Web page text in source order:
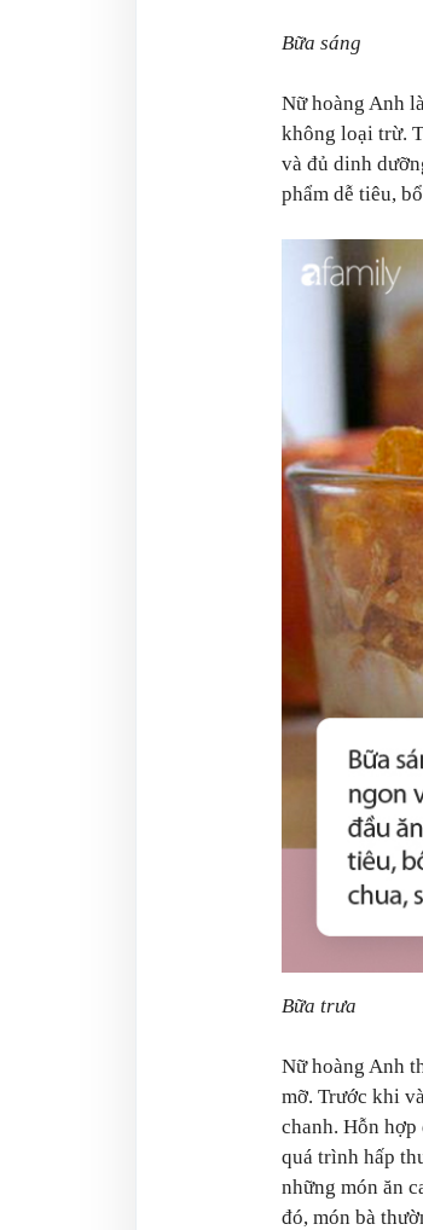
Bữa sáng
Nữ hoàng Anh
không loại trừ.
và đủ dinh
phẩm dễ tiêu,
Bữa trưa
Nữ hoàng Anh
mỡ. Trước khi
chanh. Hỗn
quá trình hấp
những món ăn
đó, món bà